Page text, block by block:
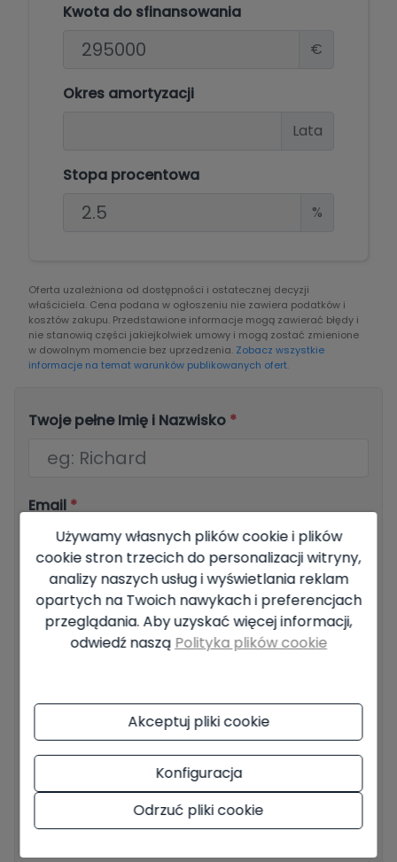
Kwota do sfinansowania
€
Okres amortyzacji
Lata
Stopa procentowa
%
Oferta uzależniona od dostępności i ostatecznej decyzji
właściciela. Cena podana w ogłoszeniu nie zawiera podatków i
kosztów zakupu. Przedstawione informacje mogą zawierać błędy i
nie stanowią części jakiejkolwiek umowy i mogą zostać zmienione
w dowolnym momencie bez uprzedzenia. Zobacz wszystkie
informacje na temat warunków publikowanych ofert.
Twoje pełne Imię i Nazwisko *
Email *
Twój numer telefonu*
Podstawowe informacje na temat ochrony danych w
oparciu o europejskie rozporządzenie o ochronie danych
(UE) 2016/679 (RODO).+ Info
Używamy własnych plików cookie i plików
cookie stron trzecich do personalizacji witryny,
analizy naszych usług i wyświetlania reklam
opartych na Twoich nawykach i preferencjach
przeglądania. Aby uzyskać więcej informacji,
odwiedź naszą Polityka plików cookie
Akceptuj pliki cookie
Konfiguracja
Odrzuć pliki cookie